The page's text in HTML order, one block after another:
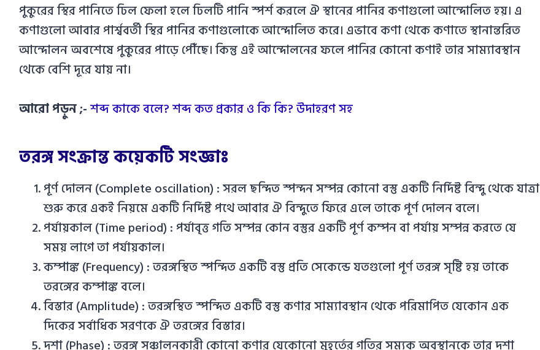
পুকুরের স্থির পানিতে ঢিল ফেলা হলে ঢিলটি পানি স্পর্শ করলে ঐ স্থানের পানির কণাগুলো আন্দোলিত হয়। এ
কণাগুলো আবার পার্শ্ববর্তী স্থির পানির কণাগুলোকে আন্দোলিত করে। এভাবে কণা থেকে কণাতে স্থানান্তরিত
আন্দোলন অবশেষে পুকুরের পাড়ে পৌঁছে। কিন্তু এই আন্দোলনের ফলে পানির কোনো কণাই তার সাম্যাবস্থান
থেকে বেশি দূরে যায় না।
আরো পড়ুন ;-শব্দ কাকে বলে? শব্দ কত প্রকার ও কি কি? উদাহরণ সহ
তরঙ্গ সংক্রান্ত কয়েকটি সংজ্ঞাঃ
পূর্ণ দোলন (Complete oscillation) : সরল ছন্দিত স্পন্দন সম্পন্ন কোনো বস্তু একটি নির্দিষ্ট বিন্দু থেকে যাত্রা
শুরু করে একই নিয়মে একটি নির্দিষ্ট পথে আবার ঐ বিন্দুতে ফিরে এলে তাকে পূর্ণ দোলন বলে।
পর্যায়কাল (Time period) : পর্যাবৃত্ত গতি সম্পন্ন কোন বস্তুর একটি পূর্ণ কম্পন বা পর্যায় সম্পন্ন করতে যে
সময় লাগে তা পর্যায়কাল।
কম্পাঙ্ক (Frequency) : তরঙ্গস্থিত স্পন্দিত একটি বস্তু প্রতি সেকেন্ডে যতগুলো পূর্ণ তরঙ্গ সৃষ্টি হয় তাকে
তরঙ্গের কম্পাঙ্ক বলে।
বিস্তার (Amplitude) : তরঙ্গস্থিত স্পন্দিত একটি বস্তু কণার সাম্যাবস্থান থেকে পরিমাপিত যেকোন এক
দিকের সর্বাধিক সরণকে ঐ তরঙ্গের বিস্তার।
দশা (Phase) : তরঙ্গ সঞ্চালনকারী কোনো কণার যেকোনো মুহূর্তের গতির সম্যক অবস্থানকে তার দশা